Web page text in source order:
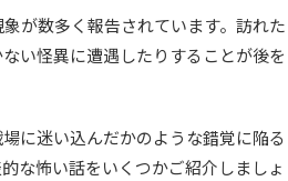
が数多く報告されています。訪れた
い怪異に遭遇したりすることが後を
に迷い込んだかのような錯覚に陥る
な怖い話をいくつかご紹介しましょ